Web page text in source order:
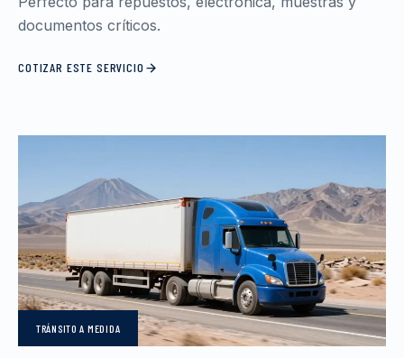
documentos críticos.
COTIZAR ESTE SERVICIO
TRÁNSITOA MEDIDA